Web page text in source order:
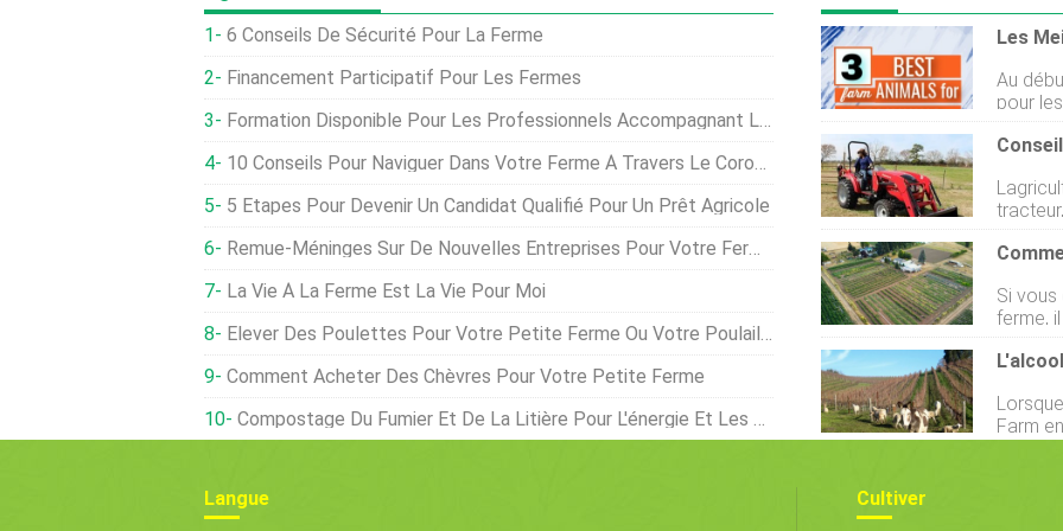
6 Conseils De Sécurité Pour La Ferme
Financement Participatif Pour Les Fermes
Formation Disponible Pour Les Professionnels Accompagnant Les Transitions Agricoles
10 Conseils Pour Naviguer Dans Votre Ferme À Travers Le Coronavirus
5 Étapes Pour Devenir Un Candidat Qualifié Pour Un Prêt Agricole
Remue-Méninges Sur De Nouvelles Entreprises Pour Votre Ferme
La Vie À La Ferme Est La Vie Pour Moi
Élever Des Poulettes Pour Votre Petite Ferme Ou Votre Poulailler
Comment Acheter Des Chèvres Pour Votre Petite Ferme
Compostage Du Fumier Et De La Litière Pour L'énergie Et Les Engrais
Au
pour
Il ny a
avec
de
début.
que moi ! Jai lu tellement de livres
la
fermier
matiè
matériel agricole
bien
de
Riveras
clients
Si vous
ferme,
qui
celles
Farm
Langue Cultiver